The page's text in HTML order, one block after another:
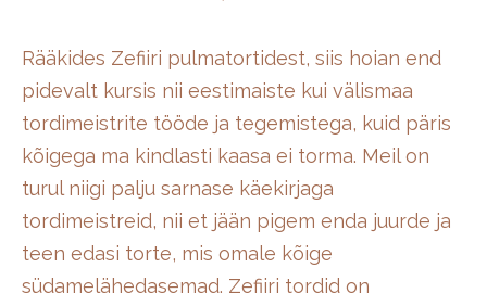
Rääkides Zefiiri pulmatortidest, siis hoian end
pidevalt kursis nii eestimaiste kui välismaa
tordimeistrite tööde ja tegemistega, kuid päris
kõigega ma kindlasti kaasa ei torma. Meil on
turul niigi palju sarnase käekirjaga
tordimeistreid, nii et jään pigem enda juurde ja
teen edasi torte, mis omale kõige
südamelähedasemad. Zefiiri tordid on